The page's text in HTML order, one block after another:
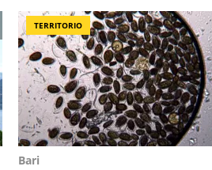
TERRITORIO
Bari